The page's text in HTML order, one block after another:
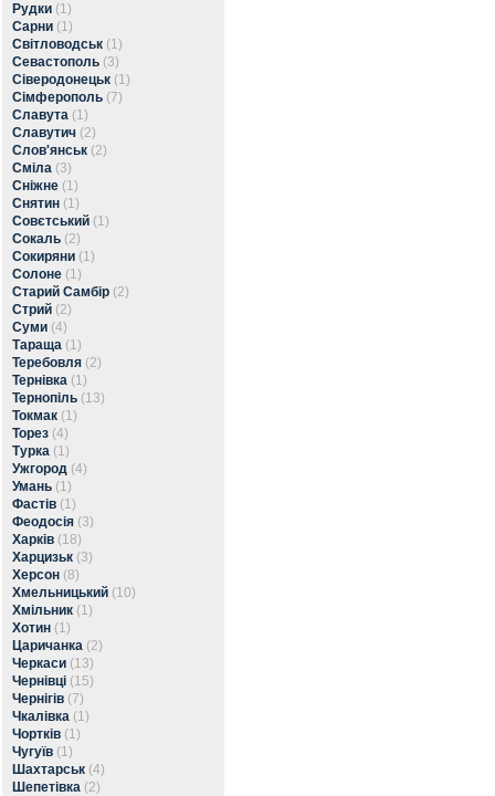
Рудки (1)
Сарни (1)
Світловодськ (1)
Севастополь (3)
Сіверодонецьк (1)
Сімферополь (7)
Славута (1)
Славутич (2)
Слов'янськ (2)
Сміла (3)
Сніжне (1)
Снятин (1)
Совєтський (1)
Сокаль (2)
Сокиряни (1)
Солоне (1)
Старий Самбір (2)
Стрий (2)
Суми (4)
Тараща (1)
Теребовля (2)
Тернівка (1)
Тернопіль (13)
Токмак (1)
Торез (4)
Турка (1)
Ужгород (4)
Умань (1)
Фастів (1)
Феодосія (3)
Харків (18)
Харцизьк (3)
Херсон (8)
Хмельницький (10)
Хмільник (1)
Хотин (1)
Царичанка (2)
Черкаси (13)
Чернівці (15)
Чернігів (7)
Чкалівка (1)
Чортків (1)
Чугуїв (1)
Шахтарськ (4)
Шепетівка (2)